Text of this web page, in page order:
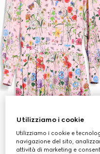
Utilizziamo i cookie
Utilizziamo i cookie e
navigazione del sito,
attività di marketing e